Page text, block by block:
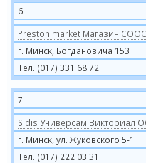
6.
Preston market Магазин
г. Минск, Богдановича 153
Тел. (017) 331 68 72
7.
Sidis Универсам Викториал
г. Минск, ул. Жуковского 5-1
Тел. (017) 222 03 31